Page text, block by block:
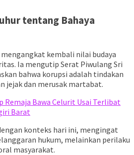
tentang Bahaya
kembali nilai budaya
Ia mengutip Serat Piwulang Sri
bahwa korupsi adalah tindakan
jejak dan merusak martabat.
Remaja Bawa Celurit Usai Terlibat
Barat
konteks hari ini, mengingat
hukum, melainkan perilaku
masyarakat.